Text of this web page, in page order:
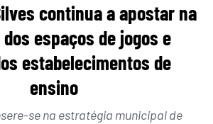
continua a apostar na
espaços de jogos e
estabelecimentos de
ensino
se na estratégia municipal de